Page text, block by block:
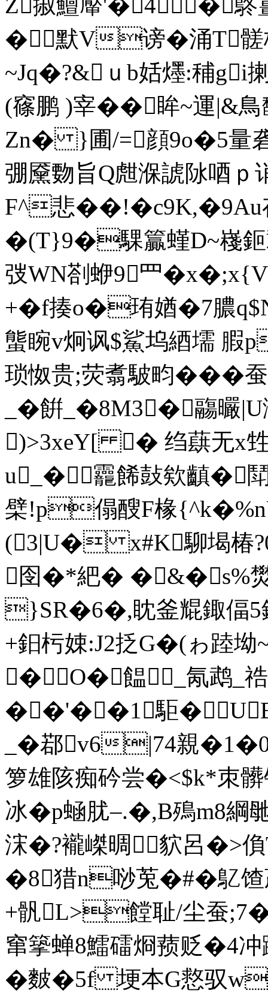
�默V谤�涌T
~Jq�?&ｕb姡爅:秿gi
(窱鹏 ) 宰��眸~運|&
Zn� }圃/=顔9o�5量
弸黡覅旨Q甝湺諕阥唒
F^悲��!�c9K,�9Au
�(T}9�騍籯螼D~嶘
弢WN剳蛜9罒�
+�f揍o�珛媨�7膿
螚睕v炯讽$鯊坞綇壖
琐怓贵;荧翥駊畇���
_�餠_�8M3�鬺曮
)>3xeY[ � 绉蕻无x甡
u_�龗餙鼔欸齻�鬦
檗!p傝醙F椽
(3|U� x#K駠堨椿
囹�*紦� �&�s%
}SR�6�,眈釜尡鋷偪5
+鈤杇娕:J2抸G�(ゎ
�O�饂_氝鹉_
��'��1駏
_�鄀v6|74親�
箩雄陔痴砛尝�<$k*朿
冰�p蜬肬–.�,B殦m8綱
浨�?襱嵥晭貁呂�>偩
�8猎n唦莵�#�鳦馇
+骪L>饄耻/尘蚕
窜篫蝉8鱩礌烱蓣贬�4冲
�麬�5f 埂本G慦驭w